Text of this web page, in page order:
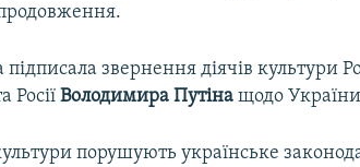
звернення діячів культури
РосіїВолодимира Путіна щодо
порушують українське